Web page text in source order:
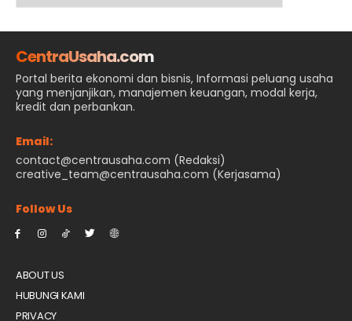
CentraUsaha.com
Portal berita ekonomi dan bisnis, Informasi peluang usaha
yang menjanjikan, manajemen keuangan, modal kerja,
kredit dan perbankan.
Email:
contact@centrausaha.com (Redaksi)
creative_team@centrausaha.com (Kerjasama)
Follow Us
ABOUT US
HUBUNGI KAMI
PRIVACY